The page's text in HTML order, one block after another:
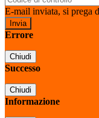
E-mail inviata, si prega
Errore
Chiudi
Successo
Chiudi
Informazione